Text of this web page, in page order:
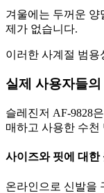
겨울에는 두꺼운
제가 없습니다.
이러한 사계절 범용
실제 사용자들
슬레진저 AF-9828
매하고 사용한 수
사이즈와 핏에 대한
온라인으로 신발을